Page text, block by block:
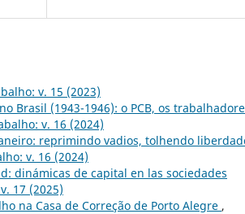
v. 15 (2023)
Brasil (1943-1946): o PCB, os
v. 16 (2024)
reprimindo vadios, tolhendo
v. 16 (2024)
dinámicas de capital en las sociedades
17 (2025)
na Casa de Correção de Porto Alegre ,